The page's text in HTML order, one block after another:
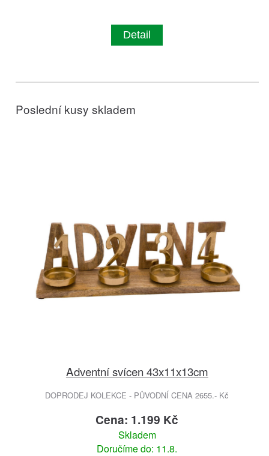
Detail
Poslední kusy skladem
Adventní svícen 43x11x13cm
DOPRODEJ KOLEKCE - PŮVODNÍ CENA 2655.- Kč
Cena: 1.199 Kč
Skladem
Doručíme do: 11.8.